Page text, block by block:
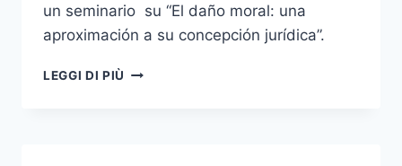
un seminario su “El daño moral: una
aproximación a su concepción jurídica”.
LEGGI DI PIÙ VISITING